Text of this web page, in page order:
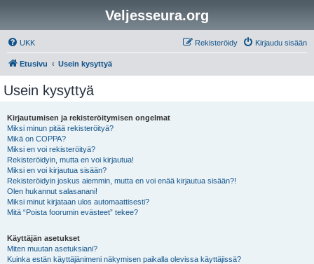
Veljesseura.org
UKK Kirjaudu sisään
Rekisteröidy
Etusivu Usein kysyttyä
Usein kysyttyä
Kirjautumisen ja rekisteröitymisen ongelmat
Miksi minun pitää rekisteröityä?
Mikä on COPPA?
Miksi en voi rekisteröityä?
Rekisteröidyin, mutta en voi kirjautua!
Miksi en voi kirjautua sisään?
Rekisteröidyin joskus aiemmin, mutta en voi enää kirjautua sisään?!
Olen hukannut salasanani!
Miksi minut kirjataan ulos automaattisesti?
Mitä “Poista foorumin evästeet” tekee?
Käyttäjän asetukset
Miten muutan asetuksiani?
Kuinka estän käyttäjänimeni näkymisen paikalla olevissa käyttäjissä?